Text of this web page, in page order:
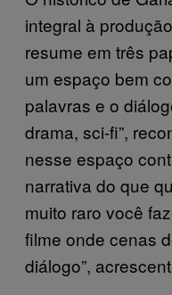
integral à
resume em três
um espaço bem
palavras e o
drama, sci-fi”,
nesse espaço
narrativa do que
muito raro você
filme onde cenas
diálogo”,